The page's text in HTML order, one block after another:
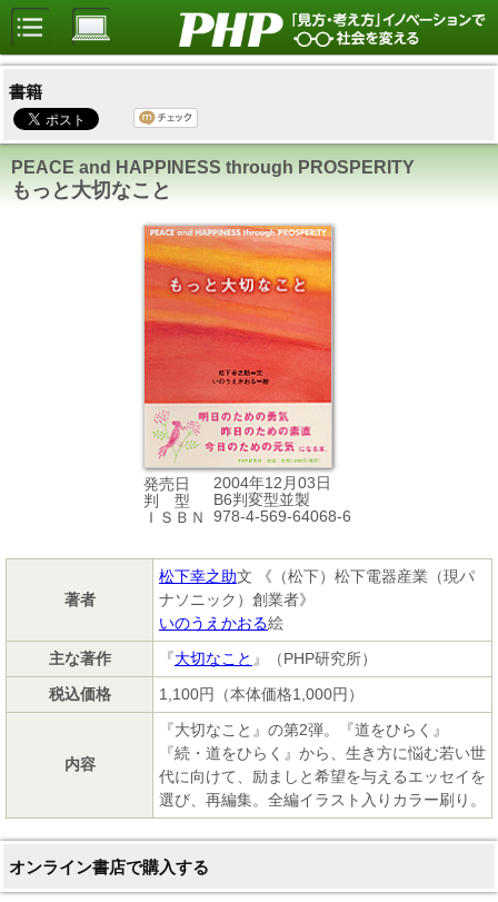
書籍
PEACE and HAPPINESS through PROSPERITY
もっと大切なこと
発売日
2004年12月03日
判 型
B6判変型並製
ＩＳＢＮ
978-4-569-64068-6
著者
松下幸之助文 《（松下）松下電器産業（現パ
ナソニック）創業者》
いのうえかおる絵
主な著作
『大切なこと 』（PHP研究所）
税込価格
1,100円（本体価格1,000円）
内容
『大切なこと』の第2弾。『道をひらく』
『続・道をひらく』から、生き方に悩む若い世
代に向けて、励ましと希望を与えるエッセイを
選び、再編集。全編イラスト入りカラー刷り。
オンライン書店で購入する